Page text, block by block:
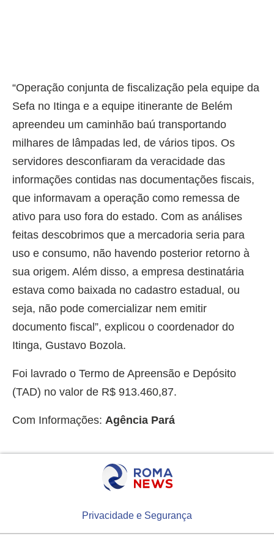
“Operação conjunta de fiscalização pela equipe da
Sefa no Itinga e a equipe itinerante de Belém
apreendeu um caminhão baú transportando
milhares de lâmpadas led, de vários tipos. Os
servidores desconfiaram da veracidade das
informações contidas nas documentações fiscais,
que informavam a operação como remessa de
ativo para uso fora do estado. Com as análises
feitas descobrimos que a mercadoria seria para
uso e consumo, não havendo posterior retorno à
sua origem. Além disso, a empresa destinatária
estava como baixada no cadastro estadual, ou
seja, não pode comercializar nem emitir
documento fiscal”, explicou o coordenador do
Itinga, Gustavo Bozola.
Foi lavrado o Termo de Apreensão e Depósito
(TAD) no valor de R$ 913.460,87.
Com Informações: Agência Pará
Privacidade e Segurança